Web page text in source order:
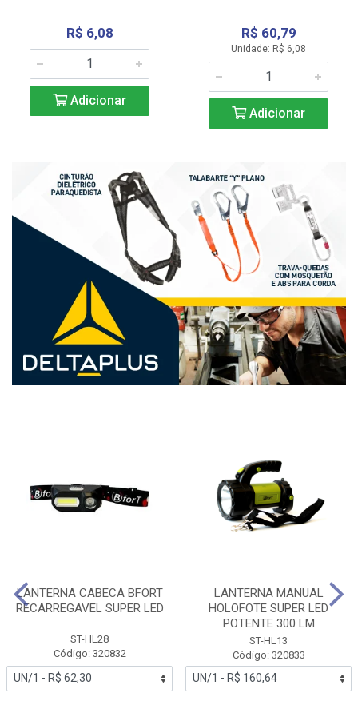
R$ 6,08
Adicionar
R$ 60,79
Unidade: R$ 6,08
Adicionar
LANTERNA CABECA BFORT
RECARREGAVEL SUPER LED
ST-HL28
Código: 320832
LANTERNA MANUAL
HOLOFOTE SUPER LED
POTENTE 300 LM
ST-HL13
Código: 320833